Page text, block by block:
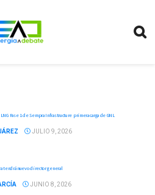
Fase 1 de Sempra Infrastructure primera carga de GNL
JULIO 9, 2026
tendrá nuevo director general
JUNIO 8, 2026